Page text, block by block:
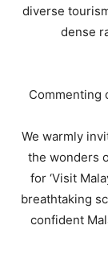
diverse
dense
Commenting
“We warmly
the wonders
for ‘Visit
breathtaking
confident